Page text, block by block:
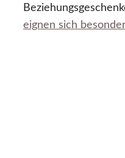
eignen sich